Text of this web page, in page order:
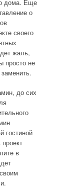
дома. Еще
о
своего
жаль,
просто не
до сих
гостиной
в